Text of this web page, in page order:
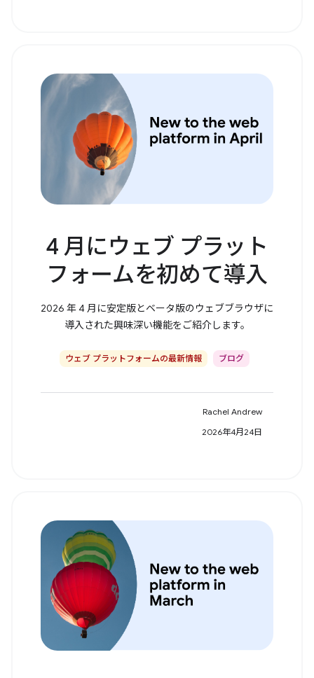
4 月にウェブ プラット
フォームを初めて導入
2026 年 4 月に安定版とベータ版のウェブブラウザに
導入された興味深い機能をご紹介します。
ウェブ プラットフォームの最新情報 ブログ
Rachel Andrew
2026年4月24日